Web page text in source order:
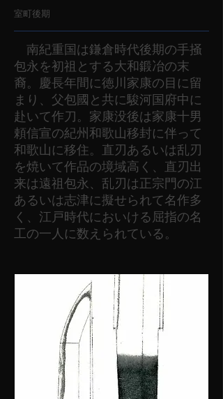
室町後期
南紀重国は鎌倉時代後期の手掻
包永を初祖とする大和鍛冶の末
裔。慶長年間に徳川家康の目に留
まり、父包國と共に駿河国府中に
赴いて作刀。家康没後は家康十男
頼信宣の紀州和歌山移封に伴って
和歌山に移住。直刃あるいは乱刃
を焼いて作品の境域高く、直刃出
来は遠祖包永、乱刃は正宗門の江
あるいは志津に擬せられて名作多
く、江戸時代においける屈指の名
工の一人に数えられている。